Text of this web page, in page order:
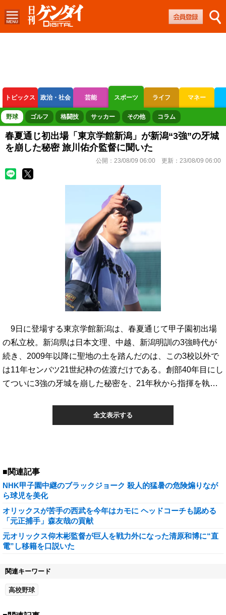
トピックス 政治・社会 芸能 スポーツ ライフ マネー
ボートレース 競輪 オートレース
野球 ゴルフ 格闘技 サッカー その他 コラム
春夏通じ初出場「東京学館新潟」が新潟“3強”の牙城
を崩した秘密 旅川佑介監督に聞いた
公開： 23/08/09 06:00 更新： 23/08/09 06:00
9日に登場する東京学館新潟は、春夏通じて甲子園初出場
の私立校。新潟県は日本文理、中越、新潟明訓の3強時代が
続き、2009年以降に聖地の土を踏んだのは、この3校以外で
は11年センバツ21世紀枠の佐渡だけである。創部40年目にし
てついに3強の牙城を崩した秘密を、21年秋から指揮を執…
全文表示する
■関連記事
NHK甲子園中継のブラックジョーク 殺人的猛暑の危険煽りなが
ら球児を美化
オリックスが苦手の西武を今年はカモに ヘッドコーチも認める
「元正捕手」森友哉の貢献
元オリックス仰木彬監督が巨人を戦力外になった清原和博に“直
電”し移籍を口説いた
関連キーワード
高校野球